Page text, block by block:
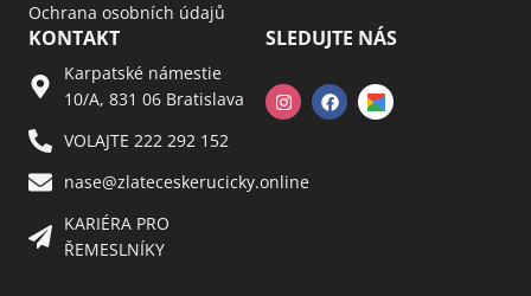
Ochrana osobních údajů
KONTAKT
Karpatské námestie
10/A, 831 06 Bratislava
VOLAJTE 222 292 152
nase@zlateceskerucicky.online
KARIÉRA PRO
ŘEMESLNÍKY
SLEDUJTE NÁS